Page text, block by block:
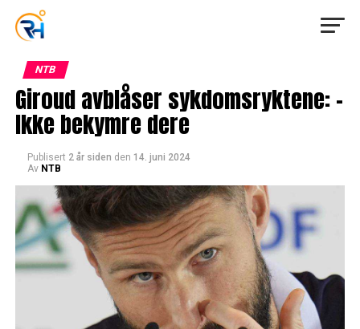
NTB
Giroud avblåser sykdomsryktene: –
Ikke bekymre dere
Publisert 2 år siden den 14. juni 2024
Av NTB